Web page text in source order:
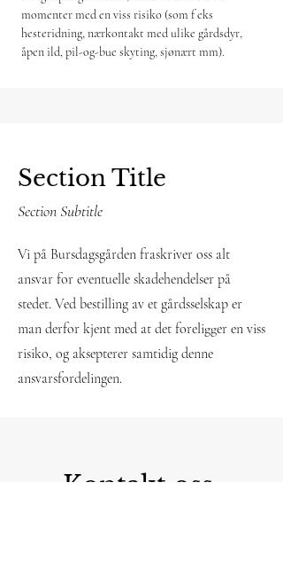
momenter med en viss risiko (som f eks
hesteridning, nærkontakt med ulike gårdsdyr,
åpen ild, pil-og-bue skyting, sjønært mm).
Section Title
Section Subtitle
Vi på Bursdagsgården fraskriver oss alt
ansvar for eventuelle skadehendelser på
stedet. Ved bestilling av et gårdsselskap er
man derfor kjent med at det foreligger en viss
risiko, og aksepterer samtidig denne
ansvarsfordelingen.
Kontakt oss